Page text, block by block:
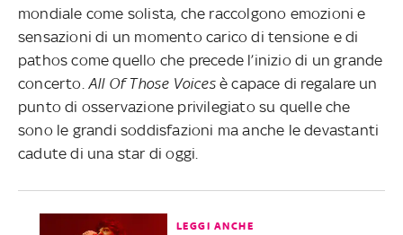
mondiale come solista, che raccolgono emozioni e
sensazioni di un momento carico di tensione e di
pathos come quello che precede l’inizio di un grande
concerto. All Of Tho­se Voi­cesè capace di regalare un
punto di osservazione privilegiato su quelle che
sono le grandi soddisfazioni ma anche le devastanti
cadute di una star di oggi.
LEGGI ANCHE